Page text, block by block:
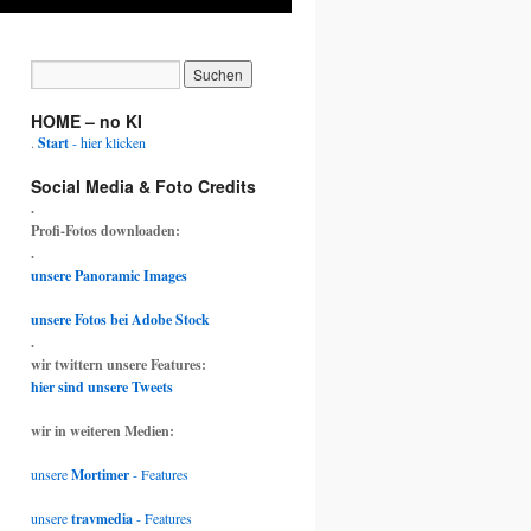
HOME – no KI
. Start- hier klicken
Social Media & Foto Credits
.
Profi-Fotos downloaden:
.
unsere Panoramic Images
unsere Fotos bei Adobe Stock
.
wir twittern unsere Features:
hier sind unsere Tweets
wir in weiteren Medien:
unsereMortimer- Features
unseretravmedia- Features